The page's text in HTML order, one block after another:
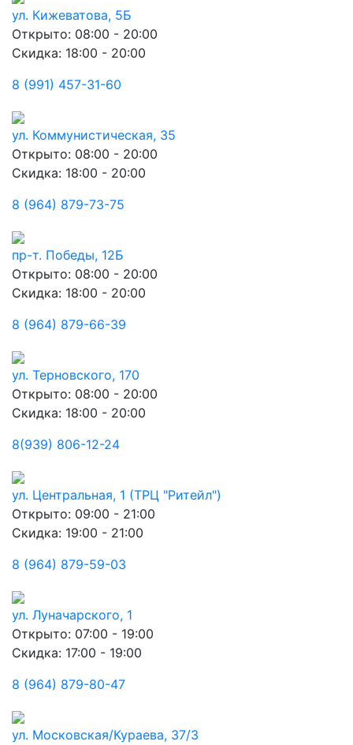
ул. Кижеватова, 5Б
Открыто: 08:00 - 20:00
Скидка: 18:00 - 20:00
8 (991) 457-31-60
ул. Коммунистическая, 35
Открыто: 08:00 - 20:00
Скидка: 18:00 - 20:00
8 (964) 879-73-75
пр-т. Победы, 12Б
Открыто: 08:00 - 20:00
Скидка: 18:00 - 20:00
8 (964) 879-66-39
ул. Терновского, 170
Открыто: 08:00 - 20:00
Скидка: 18:00 - 20:00
8(939) 806-12-24
ул. Центральная, 1 (ТРЦ "Ритейл")
Открыто: 09:00 - 21:00
Скидка: 19:00 - 21:00
8 (964) 879-59-03
ул. Луначарского, 1
Открыто: 07:00 - 19:00
Скидка: 17:00 - 19:00
8 (964) 879-80-47
ул. Московская/Кураева, 37/3